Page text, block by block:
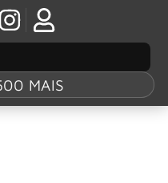
MAIS